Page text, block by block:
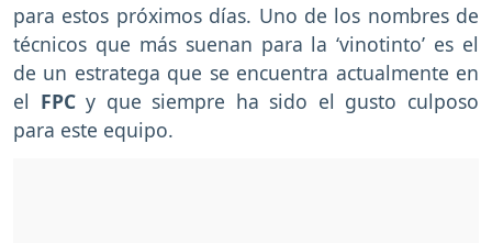
para estos próximos días. Uno de los nombres de
técnicos que más suenan para la ‘vinotinto’ es el
de un estratega que se encuentra actualmente en
el FPCy que siempre ha sido el gusto culposo
para este equipo.